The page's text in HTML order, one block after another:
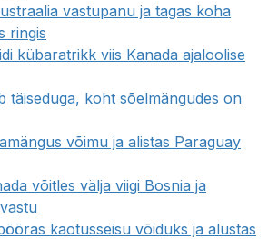
vastupanu ja tagas koha
ringis
kübaratrikk viis Kanada ajaloolise
täiseduga, koht sõelmängudes on
võimu ja alistas Paraguay
võitles välja viigi Bosnia ja
kaotusseisu võiduks ja alustas